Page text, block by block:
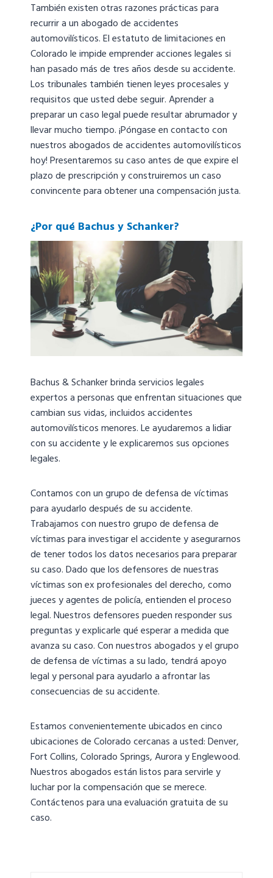
También existen otras razones prácticas para
recurrir a un abogado de accidentes
automovilísticos. El estatuto de limitaciones en
Colorado le impide emprender acciones legales si
han pasado más de tres años desde su accidente.
Los tribunales también tienen leyes procesales y
requisitos que usted debe seguir. Aprender a
preparar un caso legal puede resultar abrumador y
llevar mucho tiempo. ¡Póngase en contacto con
nuestros abogados de accidentes automovilísticos
hoy! Presentaremos su caso antes de que expire el
plazo de prescripción y construiremos un caso
convincente para obtener una compensación justa.
¿Por qué Bachus y Schanker?
Bachus & Schanker brinda servicios legales
expertos a personas que enfrentan situaciones que
cambian sus vidas, incluidos accidentes
automovilísticos menores. Le ayudaremos a lidiar
con su accidente y le explicaremos sus opciones
legales.
Contamos con un grupo de defensa de víctimas
para ayudarlo después de su accidente.
Trabajamos con nuestro grupo de defensa de
víctimas para investigar el accidente y asegurarnos
de tener todos los datos necesarios para preparar
su caso. Dado que los defensores de nuestras
víctimas son ex profesionales del derecho, como
jueces y agentes de policía, entienden el proceso
legal. Nuestros defensores pueden responder sus
preguntas y explicarle qué esperar a medida que
avanza su caso. Con nuestros abogados y el grupo
de defensa de víctimas a su lado, tendrá apoyo
legal y personal para ayudarlo a afrontar las
consecuencias de su accidente.
Estamos convenientemente ubicados en cinco
ubicaciones de Colorado cercanas a usted: Denver,
Fort Collins, Colorado Springs, Aurora y Englewood.
Nuestros abogados están listos para servirle y
luchar por la compensación que se merece.
Contáctenos para una evaluación gratuita de su
caso.